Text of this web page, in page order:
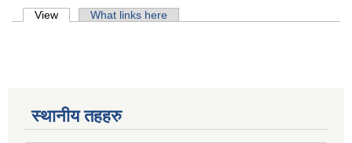
Primary tabs
View (active tab)What links here
स्थानीय तहहरु